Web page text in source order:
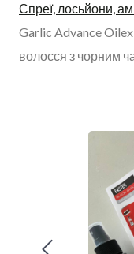
Спреї, лосьйони,
Garlic Advance
волосся з чорним